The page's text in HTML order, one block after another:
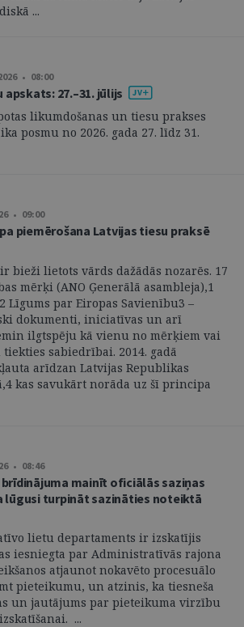
...
• 08:00
27.–31. jūlijs
likumdošanas un tiesu prakses
posmu no 2026. gada 27. līdz 31.
• 09:00
piemērošana Latvijas tiesu praksē
bieži lietots vārds dažādās nozarēs. 17
mērķi (ANO Ģenerālā asambleja),1
Līgums par Eiropas Savienību3 –
dokumenti, iniciatīvas un arī
ilgtspēju kā vienu no mērķiem vai
sabiedrībai. 2014. gadā
arīdzan Latvijas Republikas
kas savukārt norāda uz šī principa
• 08:46
mainīt oficiālās saziņas
lūgusi turpināt sazināties noteiktā
lietu departaments ir izskatījis
iesniegta par Administratīvās rajona
atjaunot nokavēto procesuālo
pieteikumu, un atzinis, ka tiesneša
un jautājums par pieteikuma virzību
...